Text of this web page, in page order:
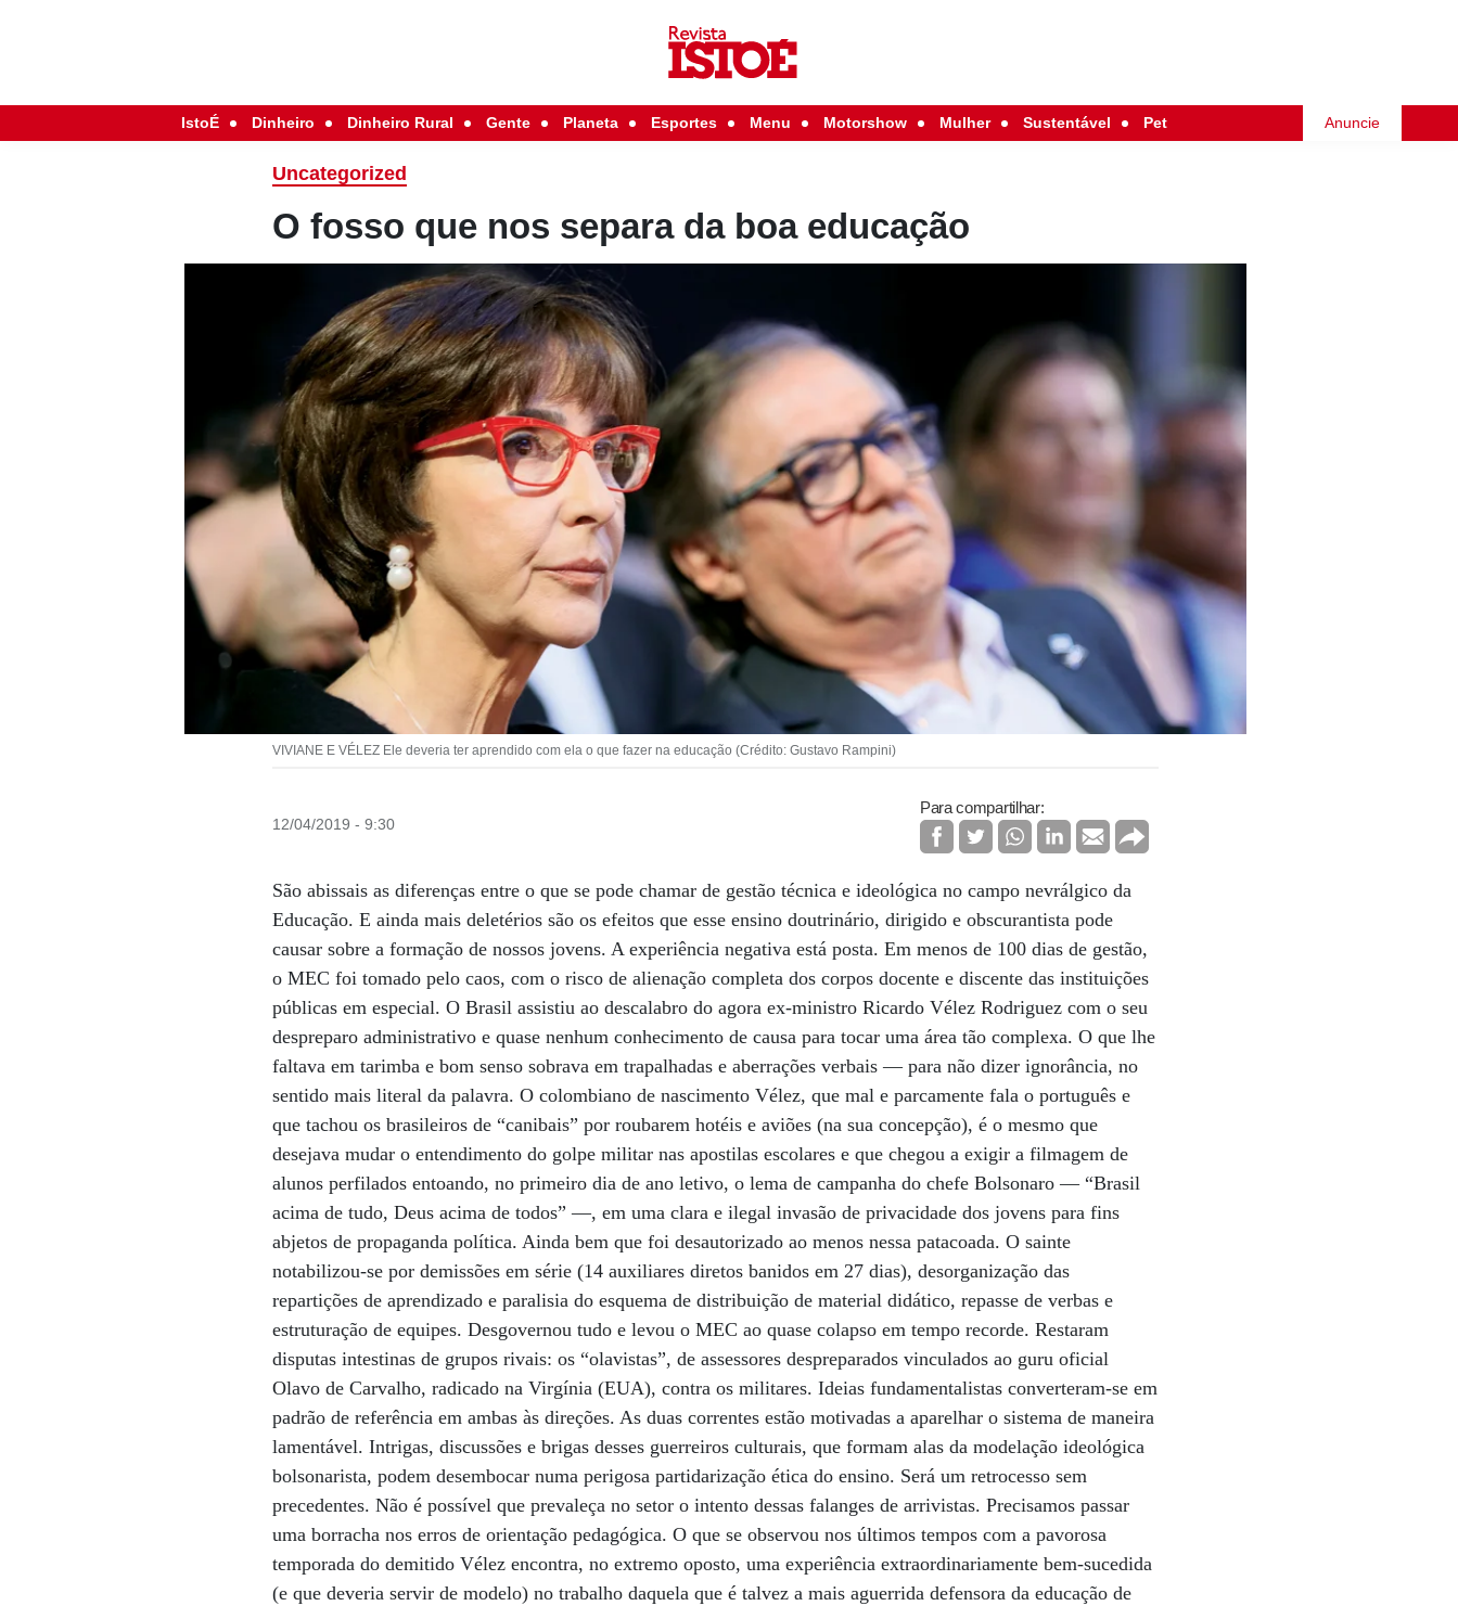
IstoÉ Dinheiro Dinheiro Rural Gente Planeta Esportes Menu Motorshow Mulher Sustentável Pet Anuncie
Uncategorized
O fosso que nos separa da boa educação
VIVIANE E VÉLEZ Ele deveria ter aprendido com ela o que fazer na educação (Crédito: Gustavo Rampini)
12/04/2019 - 9:30
Para compartilhar:
São abissais as diferenças entre o que se pode chamar de gestão técnica e ideológica no campo nevrálgico da
Educação. E ainda mais deletérios são os efeitos que esse ensino doutrinário, dirigido e obscurantista pode
causar sobre a formação de nossos jovens. A experiência negativa está posta. Em menos de 100 dias de gestão,
o MEC foi tomado pelo caos, com o risco de alienação completa dos corpos docente e discente das instituições
públicas em especial. O Brasil assistiu ao descalabro do agora ex-ministro Ricardo Vélez Rodriguez com o seu
despreparo administrativo e quase nenhum conhecimento de causa para tocar uma área tão complexa. O que lhe
faltava em tarimba e bom senso sobrava em trapalhadas e aberrações verbais — para não dizer ignorância, no
sentido mais literal da palavra. O colombiano de nascimento Vélez, que mal e parcamente fala o português e
que tachou os brasileiros de “canibais” por roubarem hotéis e aviões (na sua concepção), é o mesmo que
desejava mudar o entendimento do golpe militar nas apostilas escolares e que chegou a exigir a filmagem de
alunos perfilados entoando, no primeiro dia de ano letivo, o lema de campanha do chefe Bolsonaro — “Brasil
acima de tudo, Deus acima de todos” —, em uma clara e ilegal invasão de privacidade dos jovens para fins
abjetos de propaganda política. Ainda bem que foi desautorizado ao menos nessa patacoada. O sainte
notabilizou-se por demissões em série (14 auxiliares diretos banidos em 27 dias), desorganização das
repartições de aprendizado e paralisia do esquema de distribuição de material didático, repasse de verbas e
estruturação de equipes. Desgovernou tudo e levou o MEC ao quase colapso em tempo recorde. Restaram
disputas intestinas de grupos rivais: os “olavistas”, de assessores despreparados vinculados ao guru oficial
Olavo de Carvalho, radicado na Virgínia (EUA), contra os militares. Ideias fundamentalistas converteram-se em
padrão de referência em ambas às direções. As duas correntes estão motivadas a aparelhar o sistema de maneira
lamentável. Intrigas, discussões e brigas desses guerreiros culturais, que formam alas da modelação ideológica
bolsonarista, podem desembocar numa perigosa partidarização ética do ensino. Será um retrocesso sem
precedentes. Não é possível que prevaleça no setor o intento dessas falanges de arrivistas. Precisamos passar
uma borracha nos erros de orientação pedagógica. O que se observou nos últimos tempos com a pavorosa
temporada do demitido Vélez encontra, no extremo oposto, uma experiência extraordinariamente bem-sucedida
(e que deveria servir de modelo) no trabalho daquela que é talvez a mais aguerrida defensora da educação de